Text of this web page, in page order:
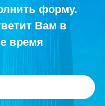
форму.
Вам в
время